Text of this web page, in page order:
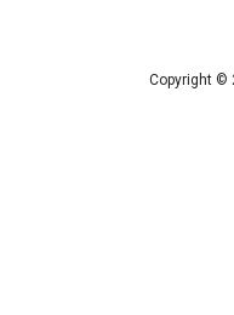
Copyright ©